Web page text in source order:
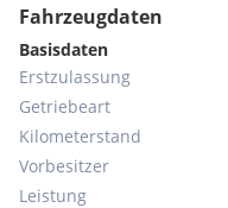
Fahrzeugdaten
Basisdaten
Erstzulassung
Getriebeart
Kilometerstand
Vorbesitzer
Leistung